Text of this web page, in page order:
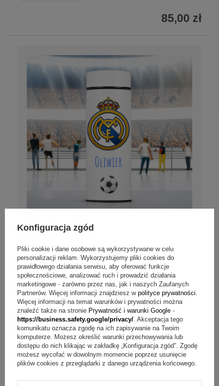
85,00 zł
Opinie (5)
Kubek termiczny LED i personalizowanym
nadrukiem UV prezent dla fana piłki
Personalizuj
85,00 zł
Konfiguracja zgód
Pliki cookie i dane osobowe są wykorzystywane w celu
personalizacji reklam. Wykorzystujemy pliki cookies do
prawidłowego działania serwisu, aby oferować funkcje
społecznościowe, analizować ruch i prowadzić działania
marketingowe - zarówno przez nas, jak i naszych Zaufanych
Partnerów. Więcej informacji znajdziesz w polityce prywatności.
Więcej informacji na temat warunków i prywatności można
znaleźć także na stronie Prywatność i warunki Google -
https://business.safety.google/privacy/. Akceptacja tego
komunikatu oznacza zgodę na ich zapisywanie na Twoim
komputerze. Możesz określić warunki przechowywania lub
dostępu do nich klikając w zakładkę „Konfiguracja zgód”. Zgodę
możesz wycofać w dowolnym momencie poprzez usunięcie
plików cookies z przeglądarki z danego urządzenia końcowego.